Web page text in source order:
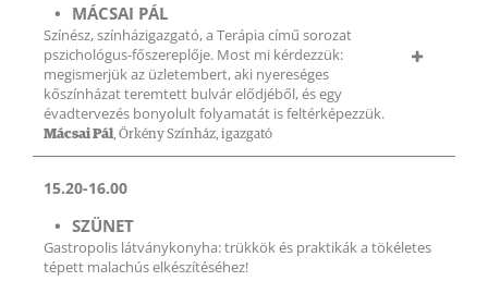
MÁCSAI PÁL
Színész, színházigazgató, a Terápia című sorozat
pszichológus-főszereplője. Most mi kérdezzük:
megismerjük az üzletembert, aki nyereséges
kőszínházat teremtett bulvár elődjéből, és egy
évadtervezés bonyolult folyamatát is feltérképezzük.
Mácsai Pál, Örkény Színház, igazgató
15.20-16.00
SZÜNET
Gastropolis látványkonyha: trükkök és praktikák a tökéletes
tépett malachús elkészítéséhez!